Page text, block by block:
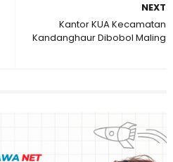
NEXT
Kantor KUA Kecamatan
Kandanghaur Dibobol Maling